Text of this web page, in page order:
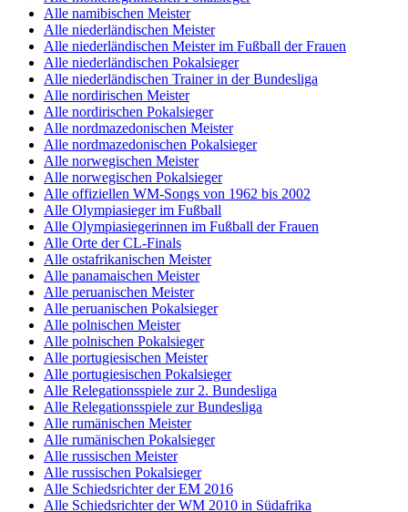
Alle namibischen Meister
Alle niederländischen Meister
Alle niederländischen Meister im Fußball der Frauen
Alle niederländischen Pokalsieger
Alle niederländischen Trainer in der Bundesliga
Alle nordirischen Meister
Alle nordirischen Pokalsieger
Alle nordmazedonischen Meister
Alle nordmazedonischen Pokalsieger
Alle norwegischen Meister
Alle norwegischen Pokalsieger
Alle offiziellen WM-Songs von 1962 bis 2002
Alle Olympiasieger im Fußball
Alle Olympiasiegerinnen im Fußball der Frauen
Alle Orte der CL-Finals
Alle ostafrikanischen Meister
Alle panamaischen Meister
Alle peruanischen Meister
Alle peruanischen Pokalsieger
Alle polnischen Meister
Alle polnischen Pokalsieger
Alle portugiesischen Meister
Alle portugiesischen Pokalsieger
Alle Relegationsspiele zur 2. Bundesliga
Alle Relegationsspiele zur Bundesliga
Alle rumänischen Meister
Alle rumänischen Pokalsieger
Alle russischen Meister
Alle russischen Pokalsieger
Alle Schiedsrichter der EM 2016
Alle Schiedsrichter der WM 2010 in Südafrika